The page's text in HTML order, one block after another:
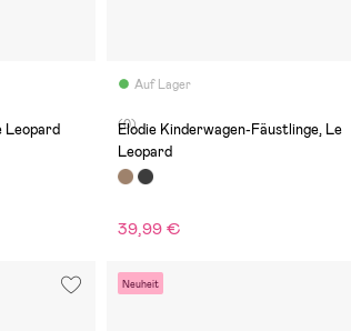
Leopard
Auf Lager
(0)
Elodie Kinderwagen-Fäustlinge, Le
Leopard
39,99 €
Neuheit